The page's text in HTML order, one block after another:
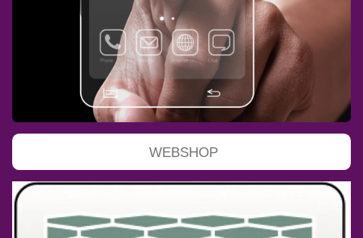
WEBSHOP